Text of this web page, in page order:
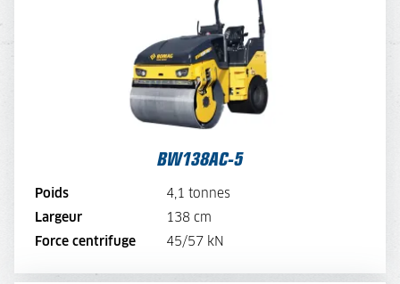
BW138AC-5
Poids
4,1 tonnes
Largeur
138 cm
Force centrifuge
45/57 kN
140,-
105,-
VOIR LA MACHINE
LOUER MAINTENANT